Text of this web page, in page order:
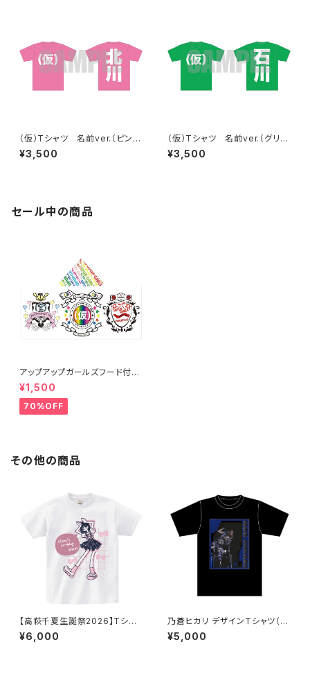
（仮）Tシャツ 名前ver.（ピン
ク）
¥3,500
（仮）Tシャツ 名前ver.（グリー
ン）
¥3,500
セール中の商品
アップアップガールズフード付き
タオル
¥1,500
70%OFF
その他の商品
【高萩千夏生誕祭2026】Tシャ
ツ
¥6,000
乃蒼ヒカリ デザインTシャツ（B
LACK / WHITE）
¥5,000